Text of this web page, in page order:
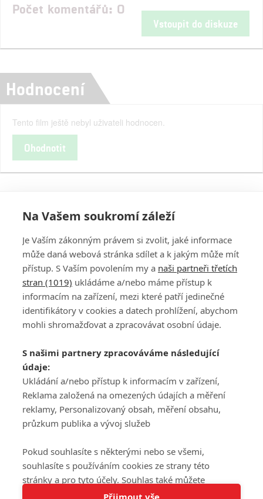
Tato stránka používá soubory cookies.
Počet komentářů: 0
Vstoupit do diskuze
Hodnocení
Tento film ještě nebyl uživateli hodnocen.
Ohodnotit
PŘIHLÁSIT
REGISTROVAT
DISKUZE
Šéfredaktorkou webu jePetr Slavík, e-mailserialy@fandimefilmu.cz
Máte-li zájem o inzerci na našem webu napište nám na e-mail
studio@koncal.com
Ochrana osobních údajů|Zásady používání cookies |Pravidla webu
Upravit nastavení soukromí
Na Vašem soukromí záleží
Je Vaším zákonným právem si zvolit, jaké informace
může daná webová stránka sdílet a k jakým může mít
přístup. S Vaším povolením my a naši partneři třetích
stran (1019) ukládáme a/nebo máme přístup k
informacím na zařízení, mezi které patří jedinečné
identifikátory v cookies a datech prohlížení, abychom
mohli shromažďovat a zpracovávat osobní údaje.
S našimi partnery zpracováváme následující
údaje:
Ukládání a/nebo přístup k informacím v zařízení,
Reklama založená na omezených údajích a měření
reklamy, Personalizovaný obsah, měření obsahu,
průzkum publika a vývoj služeb
Pokud souhlasíte s některými nebo se všemi,
souhlasíte s používáním cookies ze strany této
stránky a pro tyto účely. Souhlas také můžete
odmítnout, ale v takovém případě vám na stránce
Přijmout vše